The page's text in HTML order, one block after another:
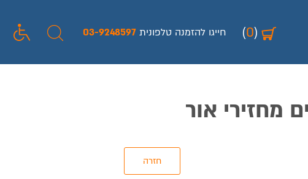
חייגו להזמנה טלפונית 03-9248597 (0)
מחזירי אור